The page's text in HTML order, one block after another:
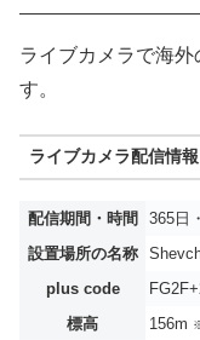
ライブカメラで海
す。
ライブカメラ配信情報
配信期間・時間
365日
設置場所の名称
plus code
標高
156m